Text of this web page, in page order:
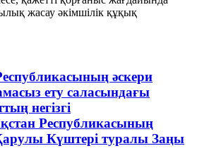
жасау әкімшілік құқық
әскери
ету саласындағы
негізгі
Республикасының
Күштері туралы Заңы